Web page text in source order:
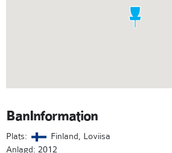
BanInformation
Plats:
Finland, Loviisa
Anlagd: 2012